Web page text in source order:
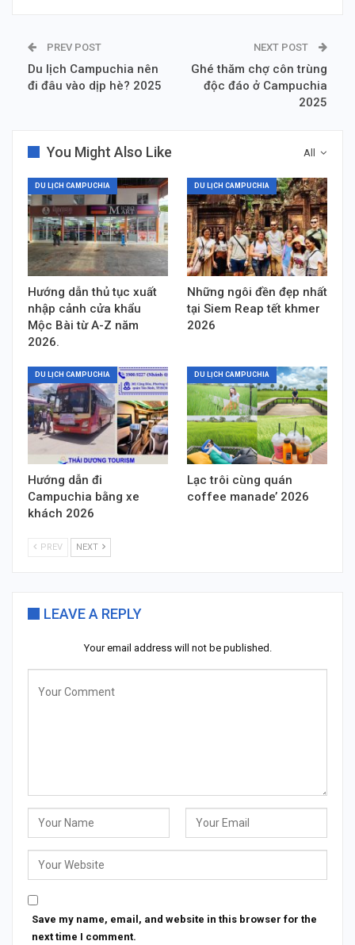
PREV POST
Du lịch Campuchia nên
đi đâu vào dịp hè? 2025
NEXT POST
Ghé thăm chợ côn trùng
độc đáo ở Campuchia
2025
All
You Might Also Like
DU LỊCH CAMPUCHIA
Hướng dẫn thủ tục xuất
nhập cảnh cửa khẩu
Mộc Bài từ A-Z năm
2026.
DU LỊCH CAMPUCHIA
Những ngôi đền đẹp nhất
tại Siem Reap tết khmer
2026
DU LỊCH CAMPUCHIA
Hướng dẫn đi
Campuchia bằng xe
khách 2026
DU LỊCH CAMPUCHIA
Lạc trôi cùng quán
coffee manade’ 2026
PREV NEXT
LEAVE A REPLY
Your email address will not be published.
Save my name, email, and website in this browser for the
next time I comment.